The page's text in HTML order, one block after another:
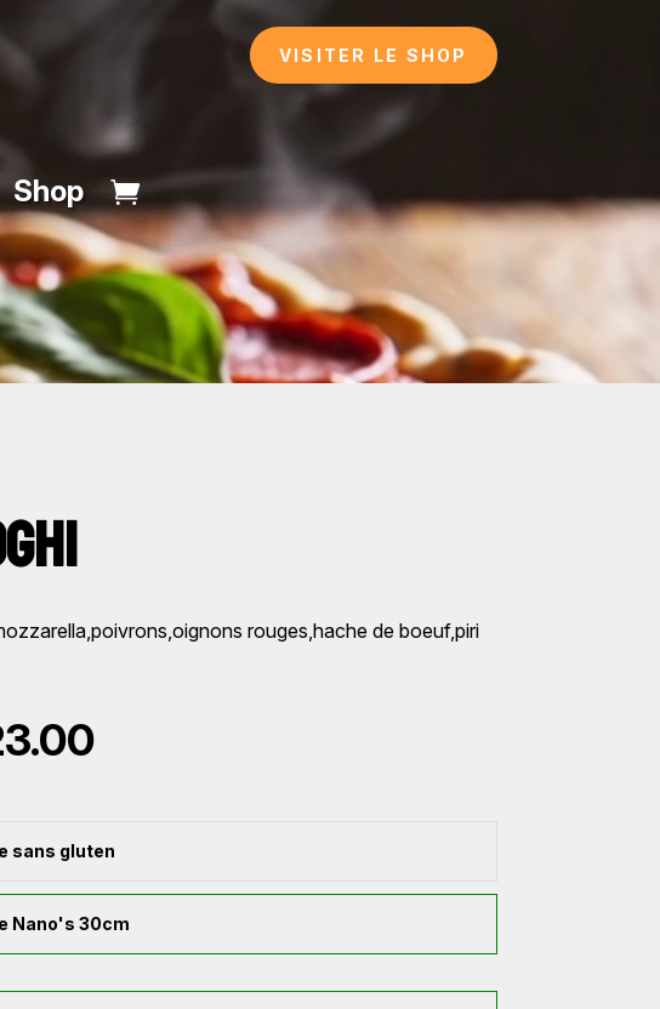
Shop
VISITER LE SHOP
rouges,hache de boeuf,piri
sans gluten
Nano's 30cm